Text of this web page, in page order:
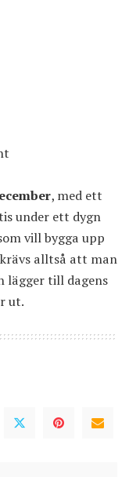
, med ett
under ett dygn
vill bygga upp
alltså att man
lägger till dagens
ut.